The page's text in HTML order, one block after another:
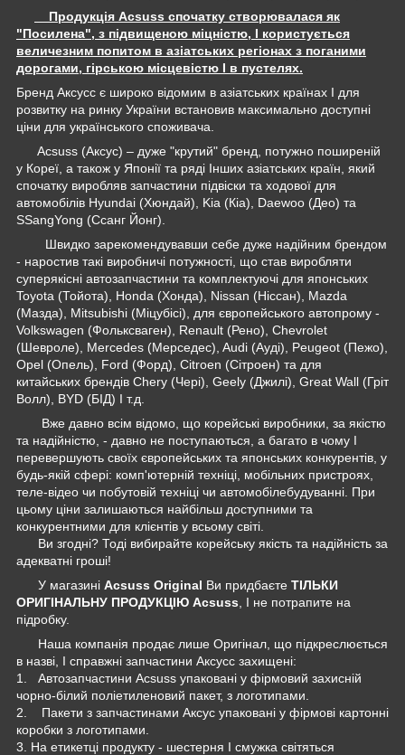
Продукція Acsuss спочатку створювалася як
"Посилена", з підвищеною міцністю, І користується
величезним попитом в азіатських регіонах з поганими
дорогами, гірською місцевістю І в пустелях.
Бренд Аксусс є широко відомим в азіатських країнах І для
розвитку на ринку України встановив максимально доступні
ціни для українського споживача.
Acsuss (Аксус) – дуже "крутий" бренд, потужно поширеній
у Кореї, а також у Японії та ряді Інших азіатських країн, який
спочатку виробляв запчастини підвіски та ходової для
автомобілів Hyundai (Хюндай), Kia (Кіа), Daewoo (Део) та
SSangYong (Ссанг Йонг).
Швидко зарекомендувавши себе дуже надійним брендом
- наростив такі виробничі потужності, що став виробляти
суперякісні автозапчастини та комплектуючі для японських
Toyota (Тойота), Honda (Хонда), Nissan (Ніссан), Mazda
(Мазда), Mitsubishi (Міцубісі), для європейського автопрому -
Volkswagen (Фольксваген), Renault (Рено), Chevrolet
(Шевроле), Mercedes (Мерседес), Audi (Ауді), Peugeot (Пежо),
Opel (Опель), Ford (Форд), Citroen (Сітроен) та для
китайських брендів Chery (Чері), Geely (Джилі), Great Wall (Гріт
Волл), BYD (БІД) І т.д.
Вже давно всім відомо, що корейські виробники, за якістю
та надійністю, - давно не поступаються, а багато в чому І
перевершують своїх європейських та японських конкурентів, у
будь-якій сфері: комп'ютерній техніці, мобільних пристроях,
теле-відео чи побутовій техніці чи автомобілебудуванні. При
цьому ціни залишаються найбільш доступними та
конкурентними для клієнтів у всьому світі.
Ви згодні? Тоді вибирайте корейську якість та надійність за
адекватні гроші!
У магазині Acsuss Original Ви придбаєте ТІЛЬКИ
ОРИГІНАЛЬНУ ПРОДУКЦІЮ Acsuss , І не потрапите на
підробку.
Наша компанія продає лише Оригінал, що підкреслюється
в назві, І справжні запчастини Аксусс захищені:
1. Автозапчастини Acsuss упаковані у фірмовий захисній
чорно-білий поліетиленовий пакет, з логотипами.
2. Пакети з запчастинами Аксус упаковані у фірмові картонні
коробки з логотипами.
3. На етикетці продукту - шестерня І смужка світяться